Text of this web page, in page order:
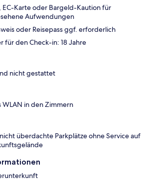
EC-Karte oder Bargeld-Kaution für
Aufwendungen
oder Reisepass ggf. erforderlich
für den Check-in: 18 Jahre
nicht gestattet
WLAN in den Zimmern
überdachte Parkplätze ohne Service auf